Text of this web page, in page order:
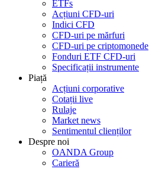
ETFs
Acțiuni CFD-uri
Indici CFD
CFD-uri pe mărfuri
CFD-uri pe criptomonede
Fonduri ETF CFD-uri
Specificații instrumente
Piață
Acțiuni corporative
Cotații live
Rulaje
Market news
Sentimentul clienților
Despre noi
OANDA Group
Carieră